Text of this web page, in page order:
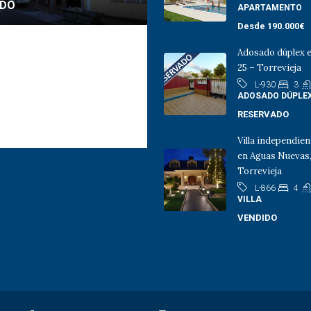
VENDIDO
Apartamento 3
San Miguel de Salinas
L-945 2 1
APARTAMENTO
Desde 190.000€
Adosado dúplex
25 – Torrevieja
L-930 3
ADOSADO
RESERVADO
Villa
en Aguas Nuevas,
Torrevieja
L-866 4
VILLA
VENDIDO